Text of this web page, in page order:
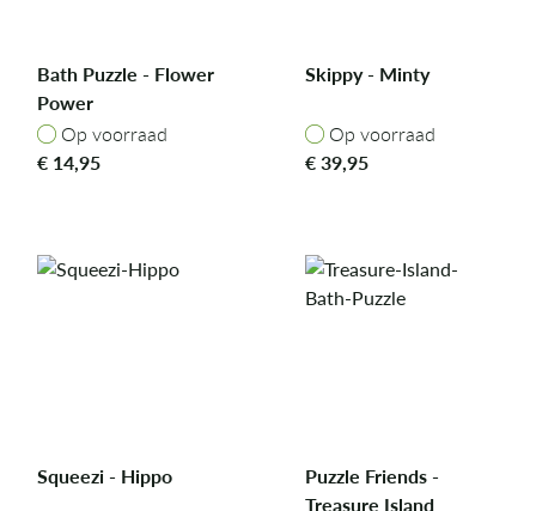
Bath Puzzle - Flower
Power
Op voorraad
Op voorraad
€ 14,95
Skippy - Minty
Op voorraad
Op voorraad
€39,95
Squeezi - Hippo
Puzzle Friends -
Treasure Island